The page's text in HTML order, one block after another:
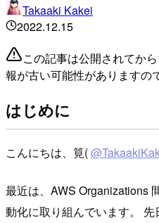
Takaaki Kakei
2022.12.15
この記事は公開されてか
報が古い可能性がありますの
はじめに
こんにちは、筧(
最近は、AWS Organizations
動化に取り組んでいます。